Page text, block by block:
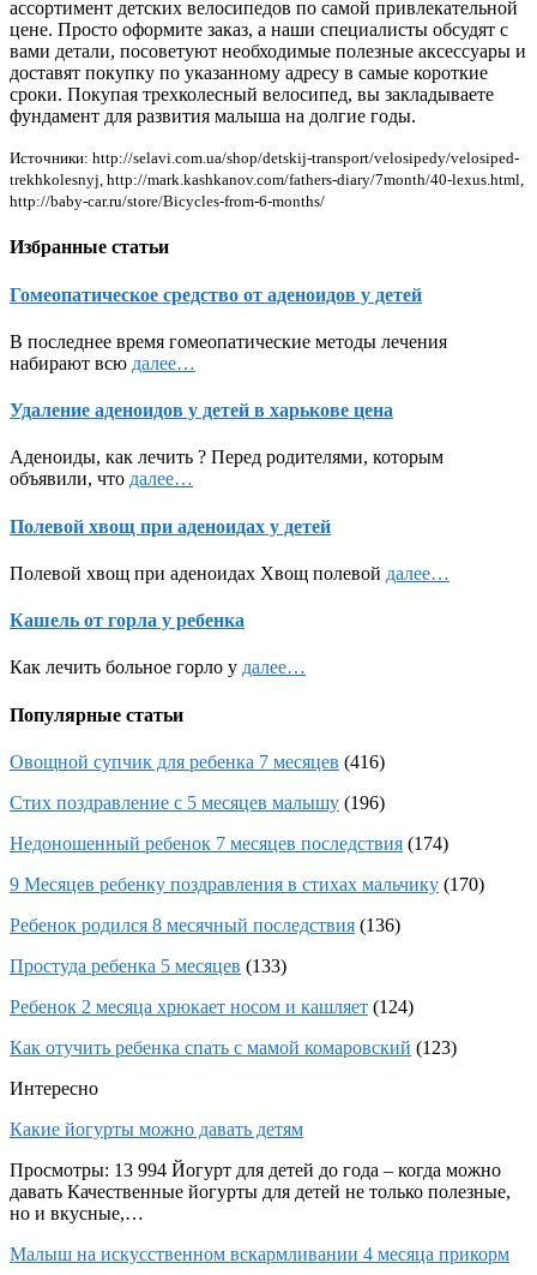
ассортимент детских велосипедов по самой привлекательной
цене. Просто оформите заказ, а наши специалисты обсудят с
вами детали, посоветуют необходимые полезные аксессуары и
доставят покупку по указанному адресу в самые короткие
сроки. Покупая трехколесный велосипед, вы закладываете
фундамент для развития малыша на долгие годы.
Источники: http://selavi.com.ua/shop/detskij-transport/velosipedy/velosiped-
trekhkolesnyj, http://mark.kashkanov.com/fathers-diary/7month/40-lexus.html,
http://baby-car.ru/store/Bicycles-from-6-months/
Избранные статьи
Гомеопатическое средство от аденоидов у детей
В последнее время гомеопатические методы лечения
набирают всю далее…
Удаление аденоидов у детей в харькове цена
Аденоиды, как лечить ? Перед родителями, которым
объявили, что далее…
Полевой хвощ при аденоидах у детей
Полевой хвощ при аденоидах Хвощ полевой далее…
Кашель от горла у ребенка
Как лечить больное горло у далее…
Популярные статьи
Овощной супчик для ребенка 7 месяцев (416)
Стих поздравление с 5 месяцев малышу (196)
Недоношенный ребенок 7 месяцев последствия (174)
9 Месяцев ребенку поздравления в стихах мальчику (170)
Ребенок родился 8 месячный последствия (136)
Простуда ребенка 5 месяцев (133)
Ребенок 2 месяца хрюкает носом и кашляет (124)
Как отучить ребенка спать с мамой комаровский (123)
Интересно
Какие йогурты можно давать детям
Просмотры: 13 994 Йогурт для детей до года – когда можно
давать Качественные йогурты для детей не только полезные,
но и вкусные,…
Малыш на искусственном вскармливании 4 месяца прикорм